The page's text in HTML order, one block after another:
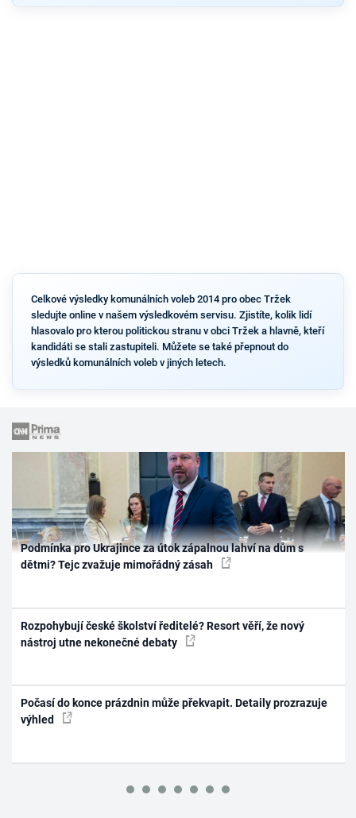
Celkové výsledky komunálních voleb 2014 pro obec Tržek
sledujte online v našem výsledkovém servisu. Zjistíte, kolik lidí
hlasovalo pro kterou politickou stranu v obci Tržek a hlavně, kteří
kandidáti se stali zastupiteli. Můžete se také přepnout do
výsledků komunálních voleb v jiných letech.
Podmínka pro Ukrajince za útok zápalnou lahví na dům s
dětmi? Tejc zvažuje mimořádný zásah
Rozpohybují české školství ředitelé? Resort věří, že nový
nástroj utne nekonečné debaty
Počasí do konce prázdnin může překvapit. Detaily prozrazuje
výhled